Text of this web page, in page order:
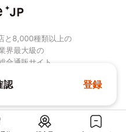
と8,000種類以上の
界最大級の
合通販サイト
Ltd.
認 登録